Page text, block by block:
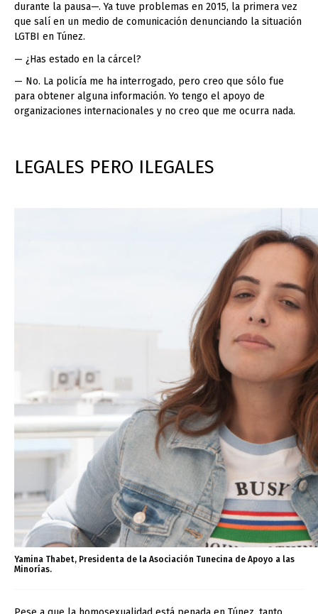
durante la pausa—. Ya tuve problemas en 2015, la primera vez
que salí en un medio de comunicación denunciando la situación
LGTBI en Túnez.
— ¿Has estado en la cárcel?
— No. La policía me ha interrogado, pero creo que sólo fue
para obtener alguna información. Yo tengo el apoyo de
organizaciones internacionales y no creo que me ocurra nada.
LEGALES PERO ILEGALES
Yamina Thabet, Presidenta de la Asociación Tunecina de Apoyo a las
Minorías.